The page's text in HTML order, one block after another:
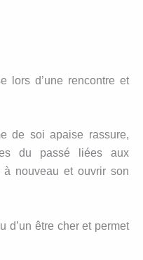
lors d’une rencontre et
de soi apaise rassure,
du passé liées aux
à nouveau et ouvrir son
d’un être cher et permet